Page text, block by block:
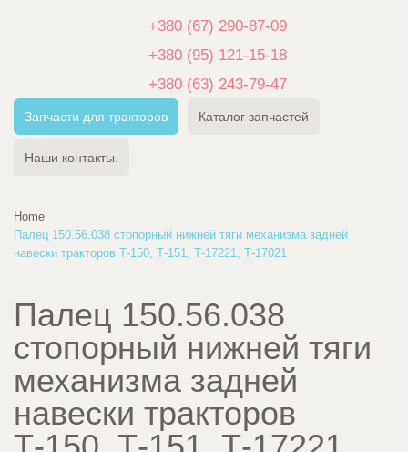
+380 (67) 290-87-09
+380 (95) 121-15-18
+380 (63) 243-79-47
Запчасти для тракторов Каталог запчастей
Наши контакты.
Home
Палец 150.56.038 стопорный нижней тяги механизма задней
навески тракторов Т-150, Т-151, Т-17221, Т-17021
Палец 150.56.038
стопорный нижней тяги
механизма задней
навески тракторов